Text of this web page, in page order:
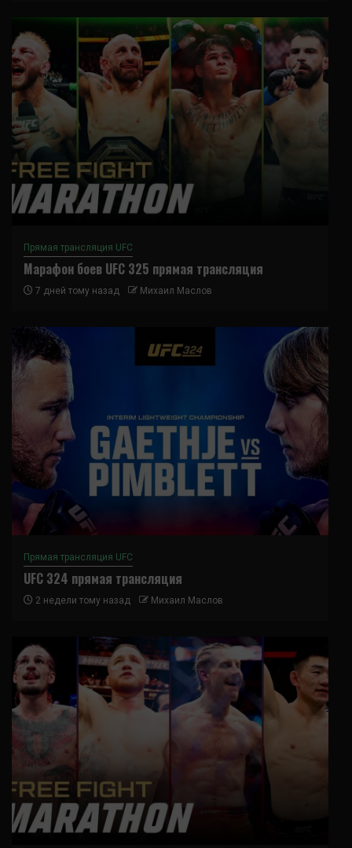
Прямая трансляция UFC
Марафон боев UFC 325 прямая трансляция
7 дней тому назад Михаил Маслов
Прямая трансляция UFC
UFC 324 прямая трансляция
2 недели тому назад Михаил Маслов